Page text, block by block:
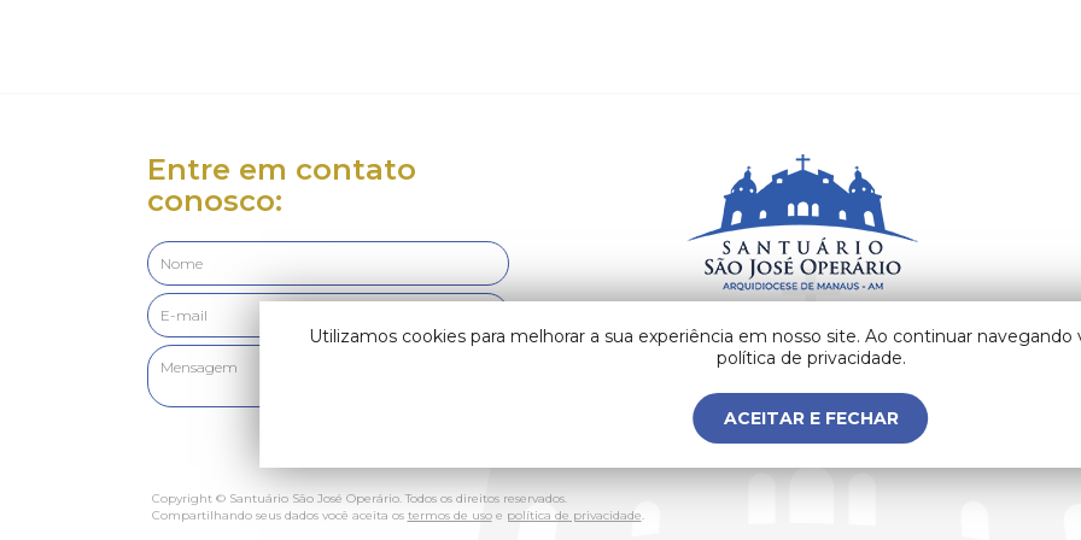
Utilizamos cookies para melhorar a sua experiência em nosso site. Ao continuar
política de privacidade.
ACEITAR E FECHAR
Entre em contato
conosco:
Av. Visconde de Porto Alegre, n° 806, Centro. CEP
69020-130 Manaus - AM - Brasil
Copyright © Santuário São José Operário. Todos os direitos reservados.
Compartilhando seus dados você aceita os termos de usoe política de privacidade.